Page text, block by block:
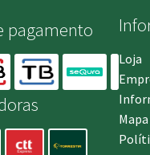
pagamento
Loja